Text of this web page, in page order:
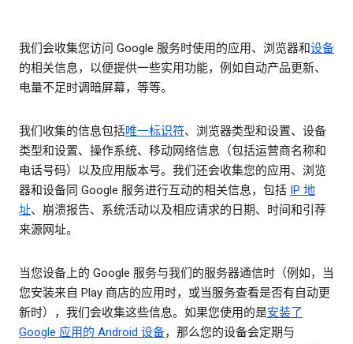
我们会收集您访问 Google 服务时使用的应用、浏览器和设备
的相关信息，以便提供一些实用功能，例如自动产品更新、
电量不足时调暗屏幕，等等。
我们收集的信息包括唯一标识符、浏览器类型和设置、设备
类型和设置、操作系统、移动网络信息（包括运营商名称和
电话号码）以及应用版本号。我们还会收集您的应用、浏览
器和设备同 Google 服务进行互动的相关信息，包括 IP 地
址、崩溃报告、系统活动以及相应请求的日期、时间和引荐
来源网址。
当您设备上的 Google 服务与我们的服务器通信时（例如，当
您安装来自 Play 商店的应用时，或当服务查看是否有自动更
新时），我们会收集这些信息。如果您使用的是安装了
Google 应用的 Android 设备，那么您的设备会定期与